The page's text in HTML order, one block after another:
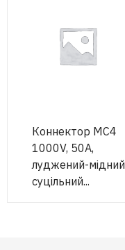
Коннектор MC4
1000V, 50A,
луджений-мідний
суцільний...